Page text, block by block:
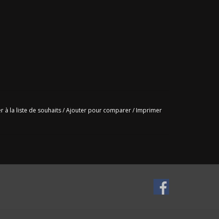
à la liste de souhaits/Ajouter pour comparer/ Imprimer